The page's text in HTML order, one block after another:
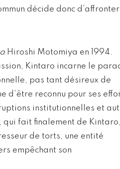
décide donc
Hiroshi Motomiya en 1994.
Kintaro incarne le
pas tant désireux de
d’être reconnu pour ses
institutionnelles et
qui fait finalement de Kintaro,
de torts, une entité
empêchant son